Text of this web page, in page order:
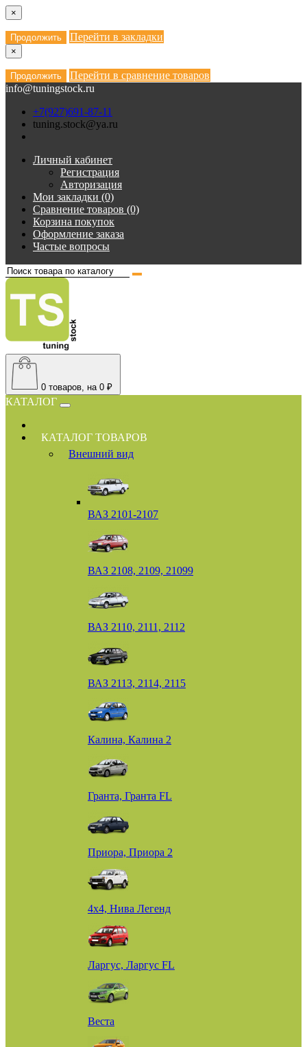
×
Продолжить Перейти в закладки
×
Продолжить
Перейти в сравнение товаров
info@tuningstock.ru
+7(927)691-87-11
tuning.stock@ya.ru
Личный кабинет
Регистрация
Авторизация
Мои закладки (0)
Сравнение товаров (0)
Корзина покупок
Оформление заказа
Частые вопросы
0 товаров, на 0 ₽
КАТАЛОГ
КАТАЛОГ ТОВАРОВ
Внешний вид
ВАЗ 2101-2107
ВАЗ 2108, 2109, 21099
ВАЗ 2110, 2111, 2112
ВАЗ 2113, 2114, 2115
Калина, Калина 2
Гранта, Гранта FL
Приора, Приора 2
4х4, Нива Легенд
Ларгус, Ларгус FL
Веста